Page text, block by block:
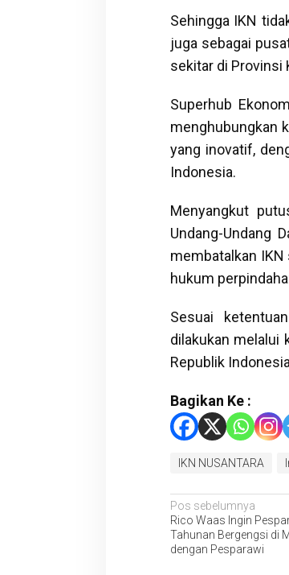
Sehingga IKN
juga sebagai
sekitar di Provinsi
Superhub
menghubungkan
yang inovatif,
Indonesia.
Menyangkut
Undang-Undang
membatalkan
hukum
Sesuai
dilakukan melalui
Republik
Bagikan Ke :
IKN NUSANTARA
Navigasi
pos
Pos sebelumnya
Rico Waas Ingin
Tahunan Bergengsi di
dengan Pesparawi